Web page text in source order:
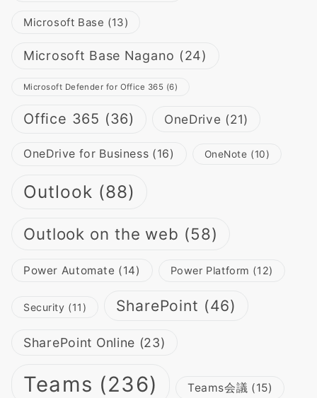
Microsoft Base (13)
Microsoft Base Nagano (24)
Microsoft Defender for Office 365 (6)
Office 365 (36) OneDrive (21)
OneDrive for Business (16) OneNote (10)
Outlook (88)
Outlook on the web (58)
Power Automate (14) Power Platform (12)
Security (11) SharePoint (46)
SharePoint Online (23)
Teams (236) Teams会議 (15)